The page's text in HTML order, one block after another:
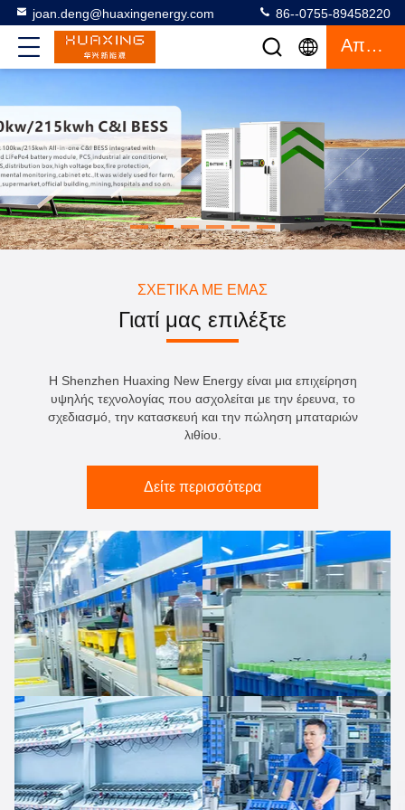
joan.deng@huaxingenergy.com 86--0755-89458220
Απόσπασμα
ΣΧΕΤΙΚΆ ΜΕ ΕΜΆΣ
Γιατί μας επιλέξτε
Η Shenzhen Huaxing New Energy είναι μια επιχείρηση
υψηλής τεχνολογίας που ασχολείται με την έρευνα, το
σχεδιασμό, την κατασκευή και την πώληση μπαταριών
λιθίου.
Δείτε περισσότερα